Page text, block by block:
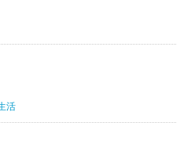
活